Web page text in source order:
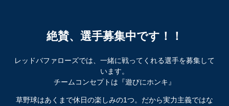
絶賛、選手募集中です！！
レッドバファローズでは、一緒に戦ってくれる選手を募集して
います。
チームコンセプトは『遊びにホンキ』
草野球はあくまで休日の楽しみの1つ。だから実力主義ではな